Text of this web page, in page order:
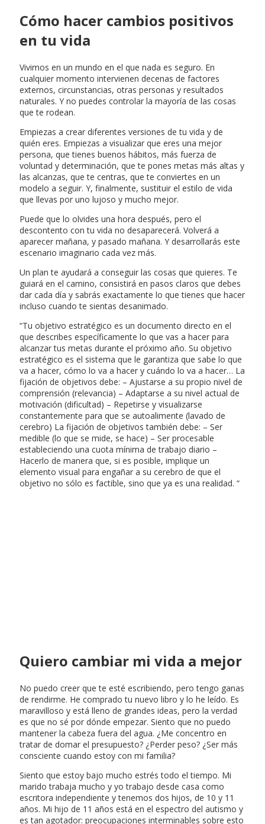
Cómo hacer cambios positivos
en tu vida
Vivimos en un mundo en el que nada es seguro. En
cualquier momento intervienen decenas de factores
externos, circunstancias, otras personas y resultados
naturales. Y no puedes controlar la mayoría de las cosas
que te rodean.
Empiezas a crear diferentes versiones de tu vida y de
quién eres. Empiezas a visualizar que eres una mejor
persona, que tienes buenos hábitos, más fuerza de
voluntad y determinación, que te pones metas más altas y
las alcanzas, que te centras, que te conviertes en un
modelo a seguir. Y, finalmente, sustituir el estilo de vida
que llevas por uno lujoso y mucho mejor.
Puede que lo olvides una hora después, pero el
descontento con tu vida no desaparecerá. Volverá a
aparecer mañana, y pasado mañana. Y desarrollarás este
escenario imaginario cada vez más.
Un plan te ayudará a conseguir las cosas que quieres. Te
guiará en el camino, consistirá en pasos claros que debes
dar cada día y sabrás exactamente lo que tienes que hacer
incluso cuando te sientas desanimado.
“Tu objetivo estratégico es un documento directo en el
que describes específicamente lo que vas a hacer para
alcanzar tus metas durante el próximo año. Su objetivo
estratégico es el sistema que le garantiza que sabe lo que
va a hacer, cómo lo va a hacer y cuándo lo va a hacer… La
fijación de objetivos debe: – Ajustarse a su propio nivel de
comprensión (relevancia) – Adaptarse a su nivel actual de
motivación (dificultad) – Repetirse y visualizarse
constantemente para que se autoalimente (lavado de
cerebro) La fijación de objetivos también debe: – Ser
medible (lo que se mide, se hace) – Ser procesable
estableciendo una cuota mínima de trabajo diario –
Hacerlo de manera que, si es posible, implique un
elemento visual para engañar a su cerebro de que el
objetivo no sólo es factible, sino que ya es una realidad. “
Quiero cambiar mi vida a mejor
No puedo creer que te esté escribiendo, pero tengo ganas
de rendirme. He comprado tu nuevo libro y lo he leído. Es
maravilloso y está lleno de grandes ideas, pero la verdad
es que no sé por dónde empezar. Siento que no puedo
mantener la cabeza fuera del agua. ¿Me concentro en
tratar de domar el presupuesto? ¿Perder peso? ¿Ser más
consciente cuando estoy con mi familia?
Siento que estoy bajo mucho estrés todo el tiempo. Mi
marido trabaja mucho y yo trabajo desde casa como
escritora independiente y tenemos dos hijos, de 10 y 11
años. Mi hijo de 11 años está en el espectro del autismo y
es tan agotador: preocupaciones interminables sobre esto